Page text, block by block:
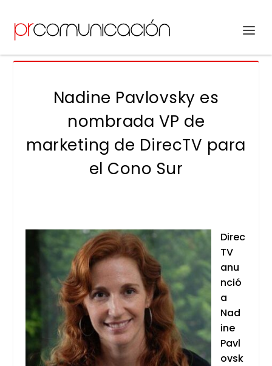
Nadine Pavlovsky es
nombrada VP de
marketing de DirecTV para
el Cono Sur
Direc
TV
anu
n­ció
a
Nad
i­ne
Pavl
ovsk